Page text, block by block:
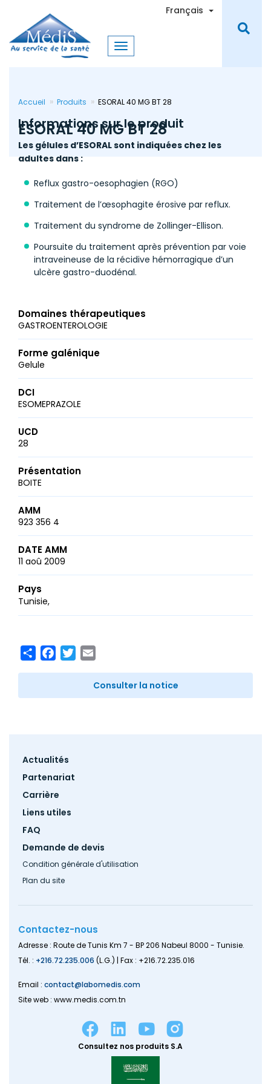
contenu
principal
Français Toggle
Accueil Produits ESORAL 40 MG BT 28
ESORAL 40 MG BT 28
Informations sur le produit
Les gélules d’ESORAL sont indiquées chez les
adultes dans :
Reflux gastro-oesophagien (RGO)
Traitement de l’œsophagite érosive par reflux.
Traitement du syndrome de Zollinger-Ellison.
Poursuite du traitement après prévention par voie
intraveineuse de la récidive hémorragique d’un
ulcère gastro-duodénal.
Domaines thérapeutiques
GASTROENTEROLOGIE
Forme galénique
Gelule
DCI
ESOMEPRAZOLE
UCD
28
Présentation
BOITE
AMM
923 356 4
DATE AMM
11 aoû 2009
Pays
Tunisie
ShareFacebook
Twitter
Consulter la notice
Footer
Actualités
Partenariat
Carrière
Liens utiles
FAQ
Demande de devis
Condition générale d'utilisation
Plan du site
Contactez-nous
Adresse : Route de Tunis Km 7 - BP 206 Nabeul 8000 - Tunisie.
Tél. : +216.72.235.006 (L.G.) | Fax : +216.72.235.016
Email : contact@labomedis.com
Site web : www.medis.com.tn
Consultez nos produits S.A